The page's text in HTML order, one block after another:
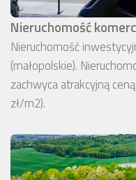
Nieruchomość
Nieruchomość
(małopolskie).
zachwyca atrakcyjną
zł/m2).